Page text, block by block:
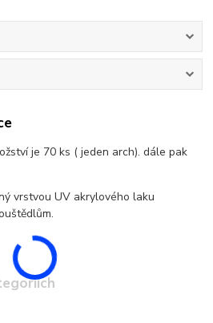
je 70 ks ( jeden arch). dále pak
vrstvou UV akrylového laku